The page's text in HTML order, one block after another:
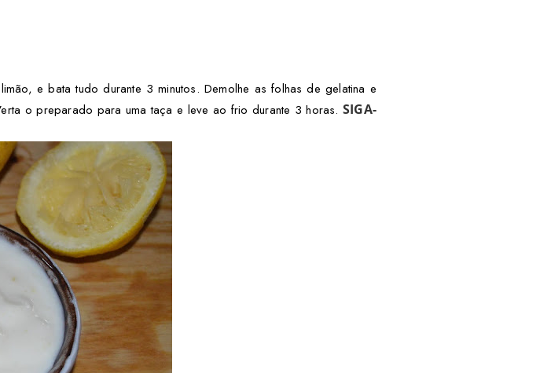
e bata tudo durante 3 minutos. Demolhe as folhas de gelatina e
o preparado para uma taça e leve ao frio durante 3 horas. SIGA-